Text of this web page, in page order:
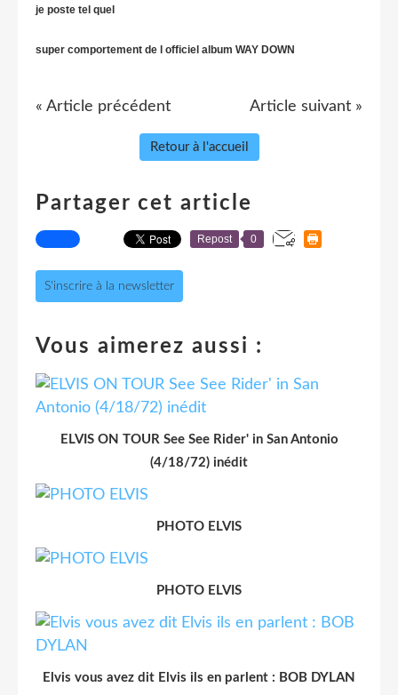
je poste tel quel
super comportement de l officiel album WAY DOWN
« Article précédent Article suivant »
Retour à l'accueil
Partager cet article
Repost 0
S'inscrire à la newsletter
Vous aimerez aussi :
ELVIS ON TOUR See See Rider' in San Antonio
(4/18/72) inédit
PHOTO ELVIS
PHOTO ELVIS
Elvis vous avez dit Elvis ils en parlent : BOB DYLAN